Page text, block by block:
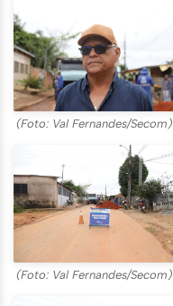
(Foto: Val Fernandes/Secom)
(Foto: Val Fernandes/Secom)